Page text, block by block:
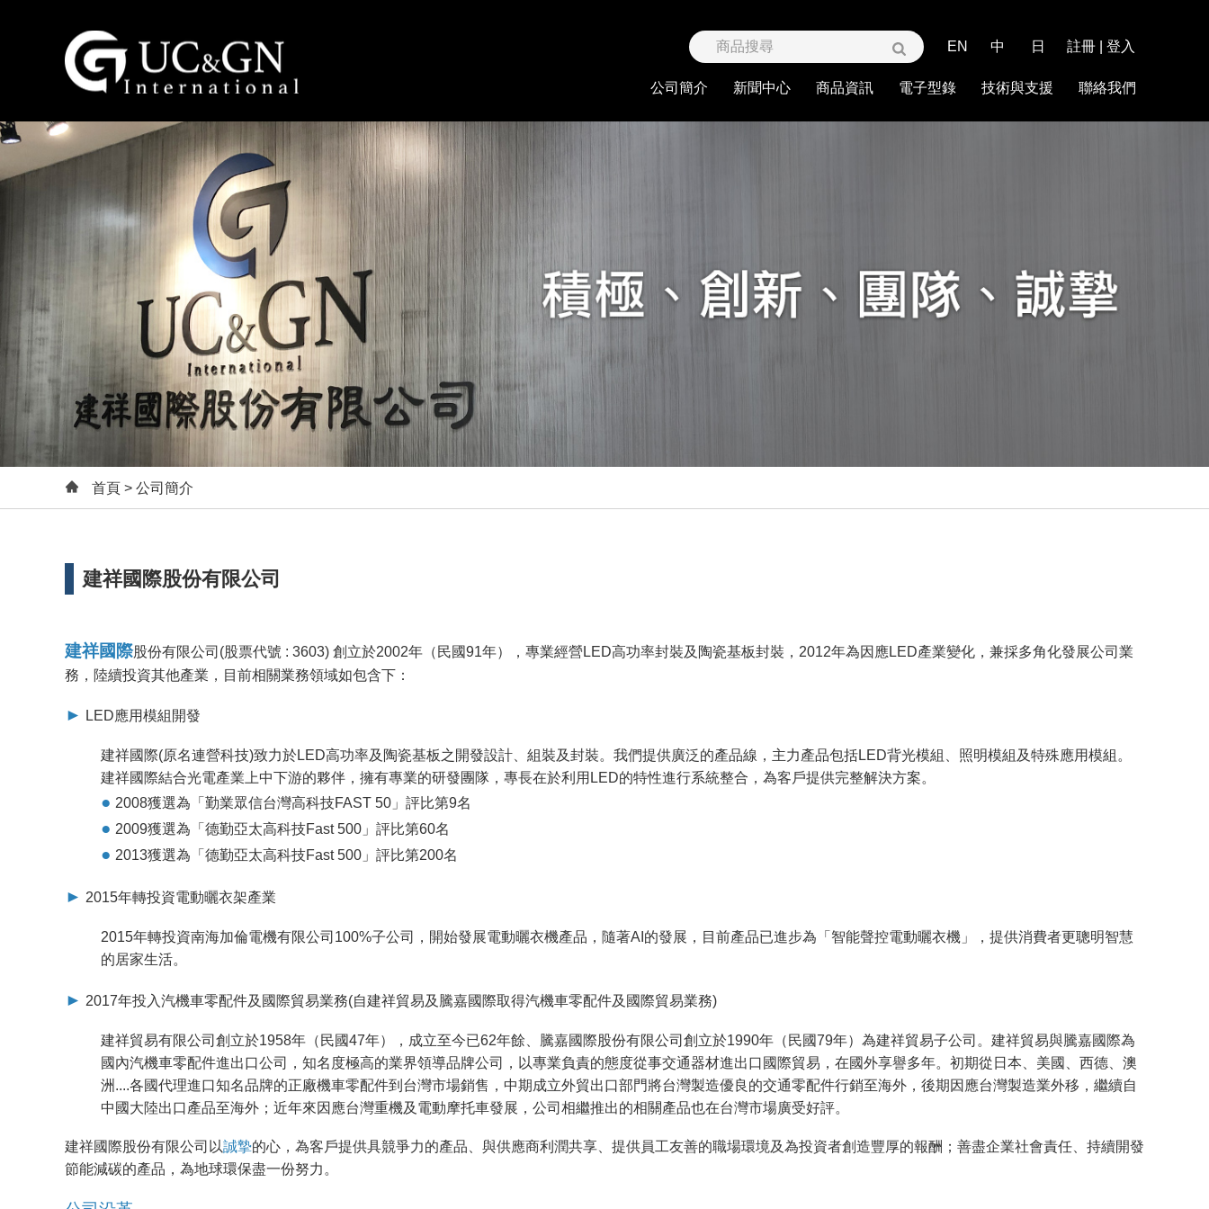
EN 中 日 註冊 登入
公司簡介 新聞中心 商品資訊 電子型錄 技術與支援 聯絡我們
首頁 > 公司簡介
建祥國際股份有限公司
建祥國際股份有限公司(股票代號 : 3603) 創立於2002年（民國91年），專業經營LED高功率封裝及陶瓷基板封裝，2012年為因應LED產業變化，兼採多角化發展公司業
務，陸續投資其他產業，目前相關業務領域如包含下：
► LED應用模組開發
建祥國際(原名連營科技)致力於LED高功率及陶瓷基板之開發設計、組裝及封裝。我們提供廣泛的產品線，主力產品包括LED背光模組、照明模組及特殊應用模組。
建祥國際結合光電產業上中下游的夥伴，擁有專業的研發團隊，專長在於利用LED的特性進行系統整合，為客戶提供完整解決方案。
● 2008獲選為「勤業眾信台灣高科技FAST 50」評比第9名
● 2009獲選為「德勤亞太高科技Fast 500」評比第60名
● 2013獲選為「德勤亞太高科技Fast 500」評比第200名
► 2015年轉投資電動曬衣架產業
2015年轉投資南海加倫電機有限公司100%子公司，開始發展電動曬衣機產品，隨著AI的發展，目前產品已進步為「智能聲控電動曬衣機」，提供消費者更聰明智慧
的居家生活。
► 2017年投入汽機車零配件及國際貿易業務(自建祥貿易及騰嘉國際取得汽機車零配件及國際貿易業務)
建祥貿易有限公司創立於1958年（民國47年），成立至今已62年餘、騰嘉國際股份有限公司創立於1990年（民國79年）為建祥貿易子公司。建祥貿易與騰嘉國際為
國內汽機車零配件進出口公司，知名度極高的業界領導品牌公司，以專業負責的態度從事交通器材進出口國際貿易，在國外享譽多年。初期從日本、美國、西德、澳
洲....各國代理進口知名品牌的正廠機車零配件到台灣市場銷售，中期成立外貿出口部門將台灣製造優良的交通零配件行銷至海外，後期因應台灣製造業外移，繼續自
中國大陸出口產品至海外；近年來因應台灣重機及電動摩托車發展，公司相繼推出的相關產品也在台灣市場廣受好評。
建祥國際股份有限公司以誠摯的心，為客戶提供具競爭力的產品、與供應商利潤共享、提供員工友善的職場環境及為投資者創造豐厚的報酬；善盡企業社會責任、持續開發
節能減碳的產品，為地球環保盡一份努力。